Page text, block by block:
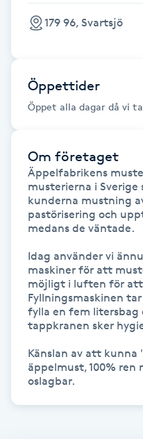
Face framing
Faceliftmassage
Fet hårbotten
Fettreducering
Fibromassage
Fotmassage
Fotsvamp
Fotvård
Fransar
179 96, Svartsjö
Öppettider
Öppet alla dagar då vi
Om företaget
Äppelfabrikens
musterierna i Sverige
kunderna mustning
pastörisering och
medans de väntade.
Idag använder vi
maskiner för att
möjligt i luften för
Fyllningsmaskinen
fylla en fem litersbag
tappkranen sker
Känslan av att kunna
äppelmust, 100% ren
oslagbar.